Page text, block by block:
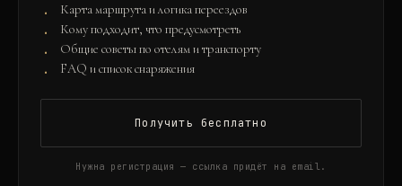
Карта маршрута и логика переездов
Кому подходит, что предусмотреть
Общие советы по отелям и транспорту
FAQ и список снаряжения
Получить бесплатно
Нужна регистрация — ссылка придёт на email.